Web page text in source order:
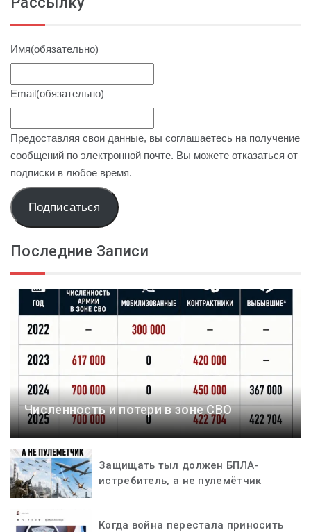
Имя(обязательно)
Email(обязательно)
Предоставляя свои данные, вы соглашаетесь на получение
сообщений по электронной почте. Вы можете отказаться от
подписки в любое время.
Подписаться
Последние Записи
Численность и потери в зоне СВО
Защищать тыл должен БПЛА-
истребитель, а не пулемётчик
Когда война перестала приносить